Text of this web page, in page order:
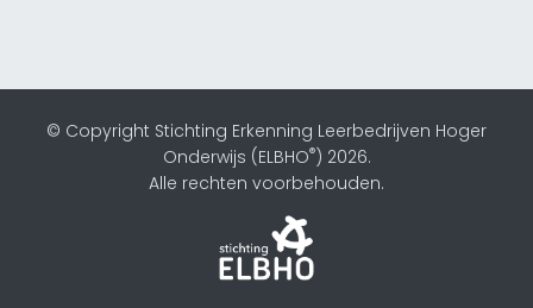
© Copyright Stichting Erkenning Leerbedrijven Hoger
Onderwijs (ELBHO®) 2026.
Alle rechten voorbehouden.